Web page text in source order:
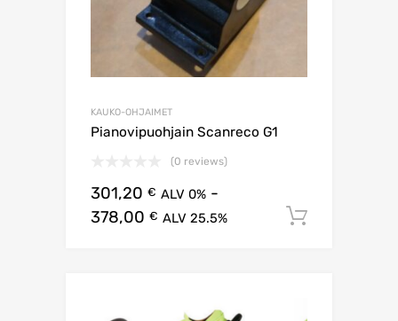
KAUKO-OHJAIMET
Pianovipuohjain Scanreco G1
(0 reviews)
301,20 € ALV 0% -
378,00 € ALV 25.5%